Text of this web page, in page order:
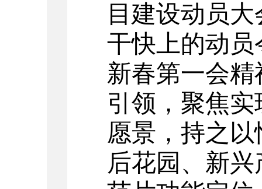
目建设动员
干快上的动
新春第一会精
引领，聚焦
愿景，持之
后花园、新